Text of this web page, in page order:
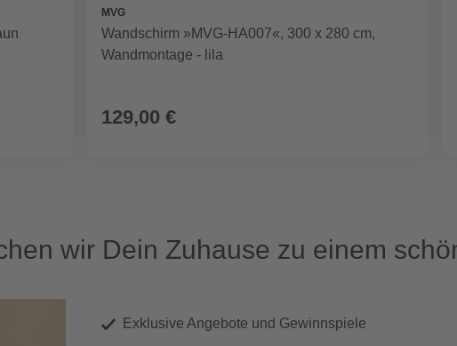
MVG
Wandschirm »MVG-HA007«, 300 x 280 cm,
Wandmontage - lila
129,00 €
wir Dein Zuhause zu einem
Exklusive Angebote und Gewinnspiele